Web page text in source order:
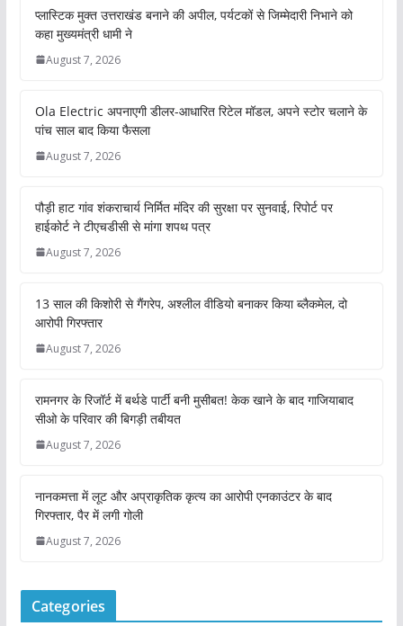
प्लास्टिक मुक्त उत्तराखंड बनाने की अपील, पर्यटकों से जिम्मेदारी निभाने को
कहा मुख्यमंत्री धामी ने
August 7, 2026
Ola Electric अपनाएगी डीलर-आधारित रिटेल मॉडल, अपने स्टोर चलाने के
पांच साल बाद किया फैसला
August 7, 2026
पौड़ी हाट गांव शंकराचार्य निर्मित मंदिर की सुरक्षा पर सुनवाई, रिपोर्ट पर
हाईकोर्ट ने टीएचडीसी से मांगा शपथ पत्र
August 7, 2026
13 साल की किशोरी से गैंगरेप, अश्लील वीडियो बनाकर किया ब्लैकमेल, दो
आरोपी गिरफ्तार
August 7, 2026
रामनगर के रिजॉर्ट में बर्थडे पार्टी बनी मुसीबत! केक खाने के बाद गाजियाबाद
सीओ के परिवार की बिगड़ी तबीयत
August 7, 2026
नानकमत्ता में लूट और अप्राकृतिक कृत्य का आरोपी एनकाउंटर के बाद
गिरफ्तार, पैर में लगी गोली
August 7, 2026
Categories